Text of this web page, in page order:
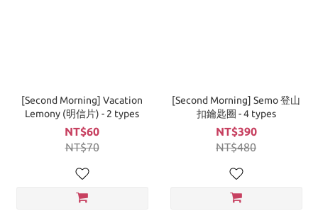
[Second Morning] Vacation
Lemony (明信片) - 2 types
NT$60
NT$70
[Second Morning] Semo 登山
扣鑰匙圈 - 4 types
NT$390
NT$480